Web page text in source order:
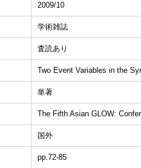
2009/10
学術雑誌
査読あり
Two Event Variables in the
単著
The Fifth Asian GLOW:
国外
pp.72-85